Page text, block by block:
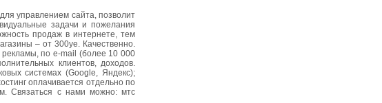
управлением сайта, позволит
задачи и пожелания
продаж в интернете, тем
– от 300уе. Качественно.
рекламы, по e-mail (более 10 000
клиентов, доходов.
системах (Google, Яндекс);
оплачивается отдельно по
Связаться с нами можно: мтс